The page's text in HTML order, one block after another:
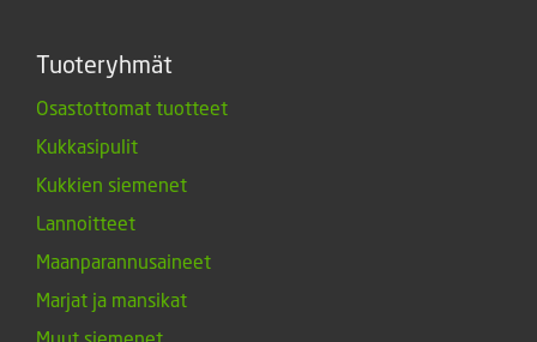
Tuoteryhmät
Osastottomat tuotteet
Kukkasipulit
Kukkien siemenet
Lannoitteet
Maanparannusaineet
Marjat ja mansikat